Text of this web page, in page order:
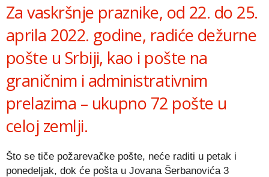
Za vaskršnje praznike, od 22. do 25.
aprila 2022. godine, radiće dežurne
pošte u Srbiji, kao i pošte na
graničnim i administrativnim
prelazima – ukupno 72 pošte u
celoj zemlji.
Što se tiče požarevačke pošte, neće raditi u petak i
ponedeljak, dok će pošta u Jovana Šerbanovića 3